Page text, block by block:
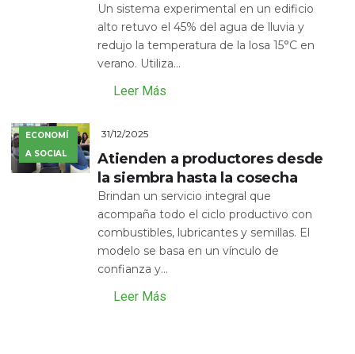
Un sistema experimental en un edificio
alto retuvo el 45% del agua de lluvia y
redujo la temperatura de la losa 15°C en
verano. Utiliza...
Leer Más
ECONOMÍ
A SOCIAL
31/12/2025
Atienden a productores desde
la siembra hasta la cosecha
Brindan un servicio integral que
acompaña todo el ciclo productivo con
combustibles, lubricantes y semillas. El
modelo se basa en un vínculo de
confianza y...
Leer Más